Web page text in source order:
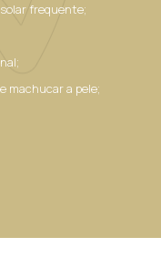
frequente;
machucar a pele;